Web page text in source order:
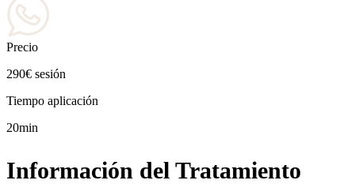
Precio
290€ sesión
Tiempo aplicación
20min
Información del Tratamiento